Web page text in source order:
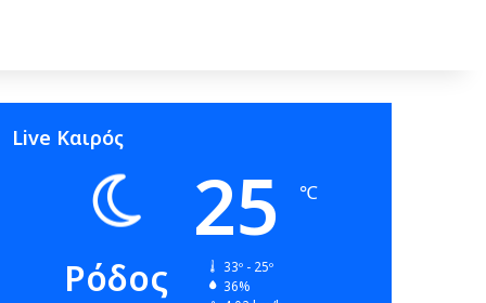
Live Καιρός
Ρόδος
25 ℃
33º - 25º
36%